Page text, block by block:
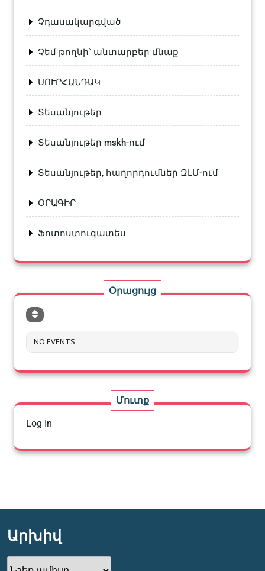
Չդասակարգված
Չեմ թողնի՝ անտարբեր մնաք
ՍՈՒՐՀԱՆԴԱԿ
Տեսանյութեր
Տեսանյութեր mskh-ում
Տեսանյութեր, հաղորդումներ ԶԼՄ-ում
ՕՐԱԳԻՐ
Ֆոտոստուգատես
Օրացույց
NO EVENTS
Մուտք
Log In
Արխիվ